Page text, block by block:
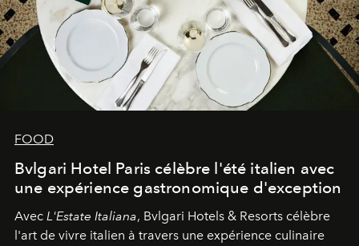
FOOD
Bvlgari Hotel Paris célèbre l'été italien avec
une expérience gastronomique d'exception
Avec L'Estate Italiana, Bvlgari Hotels & Resorts célèbre
l'art de vivre italien à travers une expérience culinaire